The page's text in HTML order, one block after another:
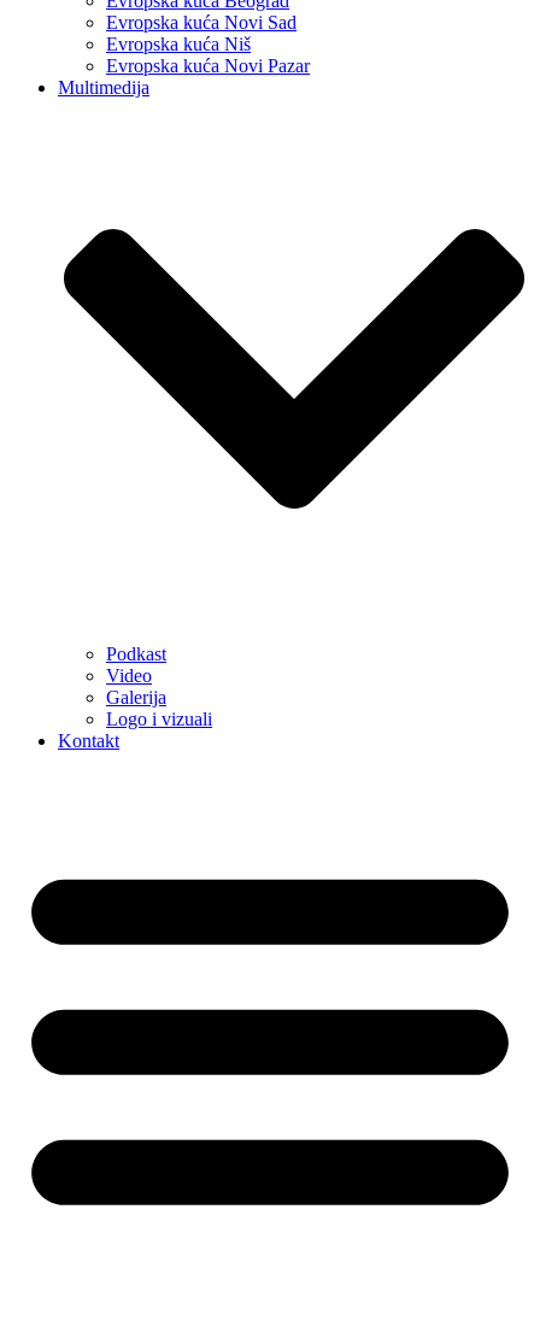
Evropska kuća Novi Sad
Evropska kuća Niš
Evropska kuća Novi Pazar
Multimedija
Podkast
Video
Galerija
Logo i vizuali
Kontakt